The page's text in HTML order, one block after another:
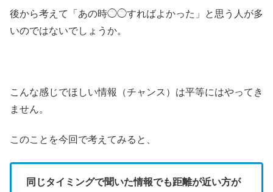
後から考えて「あの時◯◯すればよかった」と思う人が多
いのではないでしょうか。
こんな感じでほしい情報（チャンス）は平等にはやってき
ません。
このことを今回で考えてみると、
同じタイミングで聞いた情報でも距離が近い方が